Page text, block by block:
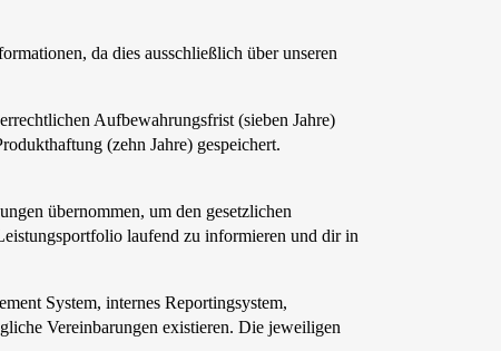
da dies ausschließlich über unseren
Aufbewahrungsfrist (sieben Jahre)
(zehn Jahre) gespeichert.
übernommen, um den gesetzlichen
laufend zu informieren und dir in
System, internes Reportingsystem,
Vereinbarungen existieren. Die jeweiligen